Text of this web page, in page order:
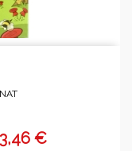
3,46 €